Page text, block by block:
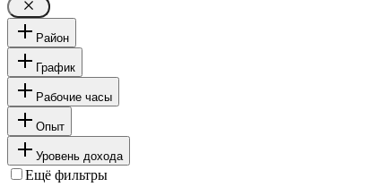
Район
График
Рабочие часы
Опыт
Уровень дохода
Ещё фильтры